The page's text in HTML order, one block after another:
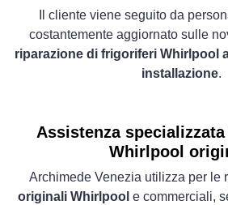
Il cliente viene seguito da
costantemente aggiornato sulle
riparazione di frigoriferi Whirlpool
installazione.
Assistenza
Whirlpool
Archimede Venezia utilizza per le
originali Whirlpool e commerciali,